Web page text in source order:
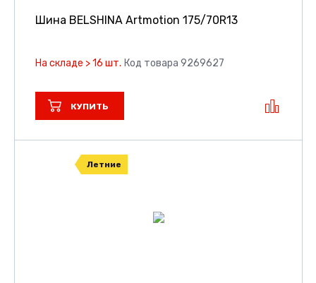
Шина BELSHINA Artmotion 175/70R13
На складе > 16 шт. Код товара 9269627
КУПИТЬ
Летние